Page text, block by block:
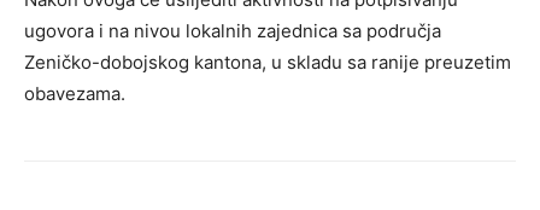
ugovora i na nivou lokalnih zajednica sa područja
Zeničko-dobojskog kantona, u skladu sa ranije preuzetim
obavezama.